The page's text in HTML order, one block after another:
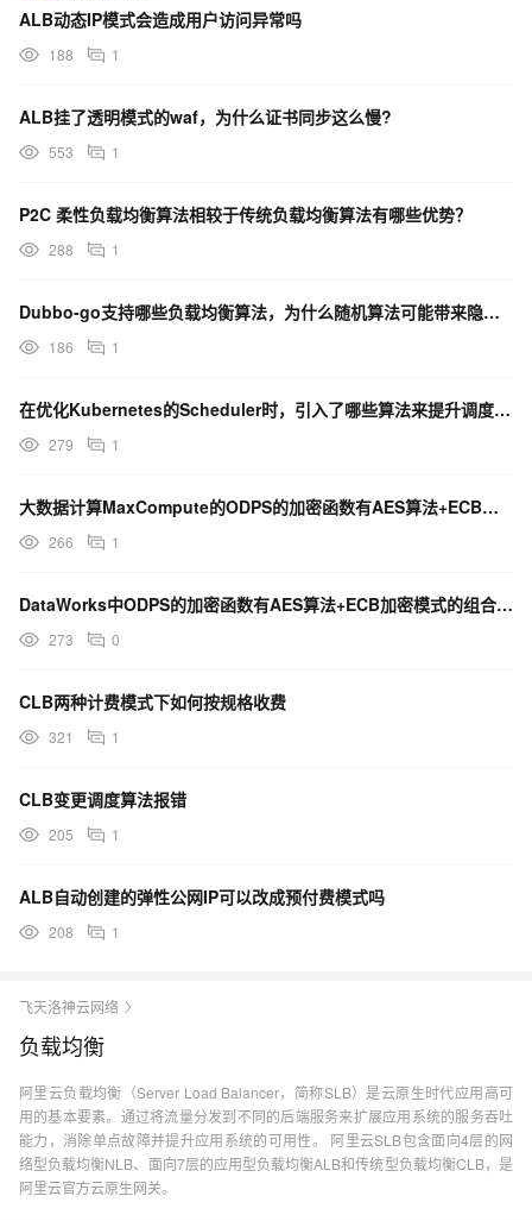
ALB动态IP模式会造成用户访问异常吗
188 1
ALB挂了透明模式的waf，为什么证书同步这么慢?
553 1
P2C 柔性负载均衡算法相较于传统负载均衡算法有哪些优势？
288 1
Dubbo-go支持哪些负载均衡算法，为什么随机算法可能带来隐患？
186 1
在优化Kubernetes的Scheduler时，引入了哪些算法来提升调度性能？
279 1
大数据计算MaxCompute的ODPS的加密函数有AES算法+ECB加密模式的组合吗？
266 1
DataWorks中ODPS的加密函数有AES算法+ECB加密模式的组合吗？
273 0
CLB两种计费模式下如何按规格收费
321 1
CLB变更调度算法报错
205 1
ALB自动创建的弹性公网IP可以改成预付费模式吗
208 1
飞天洛神云网络
负载均衡
阿里云负载均衡（Server Load Balancer，简称SLB）是云原生时代应用高可
用的基本要素。通过将流量分发到不同的后端服务来扩展应用系统的服务吞吐
能力，消除单点故障并提升应用系统的可用性。 阿里云SLB包含面向4层的网
络型负载均衡NLB、面向7层的应用型负载均衡ALB和传统型负载均衡CLB，是
阿里云官方云原生网关。